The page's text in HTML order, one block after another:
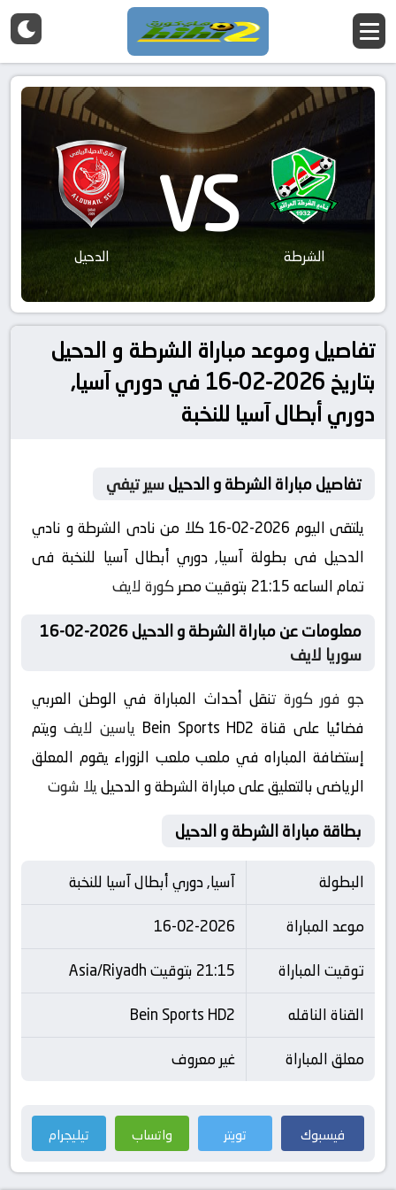
الشرطة VS الدحيل
تفاصيل وموعد مباراة الشرطة و الدحيل
بتاريخ 2026-02-16 في دوري آسيا,
دوري أبطال آسيا للنخبة
تفاصيل مباراة الشرطة و الدحيلسير تيفي
يلتقى اليوم 2026-02-16 كلا من نادى الشرطة و نادي
الدحيل فى بطولة آسيا, دوري أبطال آسيا للنخبة فى
تمام الساعه 21:15 بتوقيت مصر
كورة لايف
معلومات عن مباراة الشرطة و الدحيل 2026-02-16
سوريا لايف
جو فور كورة تنقل أحداث المباراة في الوطن العربي
فضائيا على قناة Bein Sports HD2
ياسين لايف ويتم
إستضافة المباراه في ملعب ملعب الزوراء يقوم المعلق
الرياضى بالتعليق على مباراة الشرطة و الدحيليلا شوت
بطاقة مباراة الشرطة و الدحيل
البطولة
آسيا, دوري أبطال آسيا للنخبة
موعد المباراة
16-02-2026
توقيت المباراة
21:15 بتوقيت Asia/Riyadh
القناة الناقله
Bein Sports HD2
معلق المباراة
غير معروف
فيسبوك تويتر واتساب تيليجرام